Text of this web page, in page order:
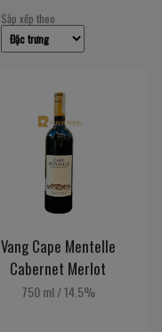
Sắp xếp theo
Vang Cape Mentelle
Cabernet Merlot
750 ml/14.5%